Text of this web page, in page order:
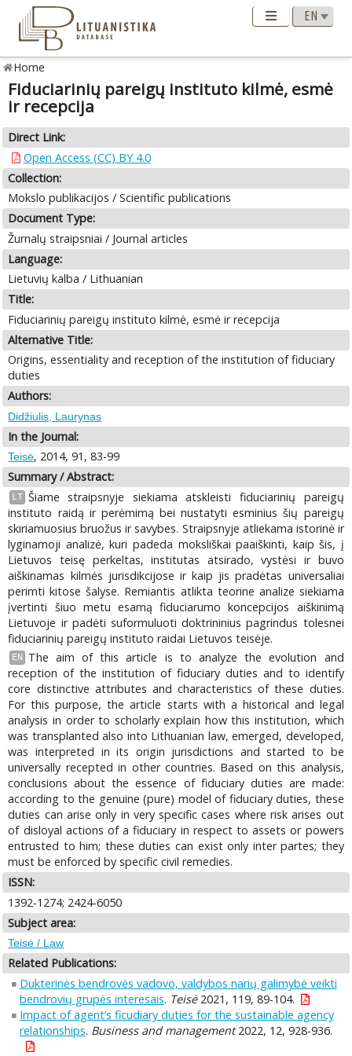
Home
Fiduciarinių pareigų instituto kilmė, esmė
ir recepcija
Direct Link:
Open Access (CC) BY 4.0
Collection:
Mokslo publikacijos / Scientific publications
Document Type:
Žurnalų straipsniai / Journal articles
Language:
Lietuvių kalba / Lithuanian
Title:
Fiduciarinių pareigų instituto kilmė, esmė ir recepcija
Alternative Title:
Origins, essentiality and reception of the institution of fiduciary
duties
Authors:
Didžiulis, Laurynas
In the Journal:
Teisė, 2014, 91, 83-99
Summary / Abstract:
LT Šiame straipsnyje siekiama atskleisti fiduciarinių pareigų
instituto raidą ir perėmimą bei nustatyti esminius šių pareigų
skiriamuosius bruožus ir savybes. Straipsnyje atliekama istorinė ir
lyginamoji analizė, kuri padeda moksliškai paaiškinti, kaip šis, į
Lietuvos teisę perkeltas, institutas atsirado, vystėsi ir buvo
aiškinamas kilmės jurisdikcijose ir kaip jis pradėtas universaliai
perimti kitose šalyse. Remiantis atlikta teorine analize siekiama
įvertinti šiuo metu esamą fiduciarumo koncepcijos aiškinimą
Lietuvoje ir padėti suformuluoti doktrininius pagrindus tolesnei
fiduciarinių pareigų instituto raidai Lietuvos teisėje.
EN
The aim of this article is to analyze the evolution and
reception of the institution of fiduciary duties and to identify
core distinctive attributes and characteristics of these duties.
For this purpose, the article starts with a historical and legal
analysis in order to scholarly explain how this institution, which
was transplanted also into Lithuanian law, emerged, developed,
was interpreted in its origin jurisdictions and started to be
universally recepted in other countries. Based on this analysis,
conclusions about the essence of fiduciary duties are made:
according to the genuine (pure) model of fiduciary duties, these
duties can arise only in very specific cases where risk arises out
of disloyal actions of a fiduciary in respect to assets or powers
entrusted to him; these duties can exist only inter partes; they
must be enforced by specific civil remedies.
ISSN:
1392-1274; 2424-6050
Subject area:
Teisė / Law
Related Publications:
Dukterinės bendrovės vadovo, valdybos narių galimybė veikti
bendrovių grupės interesais. Teisė2021, 119, 89-104.
Impact of agent’s ficudiary duties for the sustainable agency
relationships. Business and management2022, 12, 928-936.